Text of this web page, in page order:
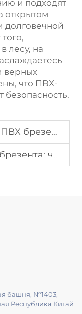
и подходят
открытом
долговечной
лесу, на
верных
что ПВХ-
безопасность.
долговечность
выделяющимся
башня, №1403,
Республика Китай